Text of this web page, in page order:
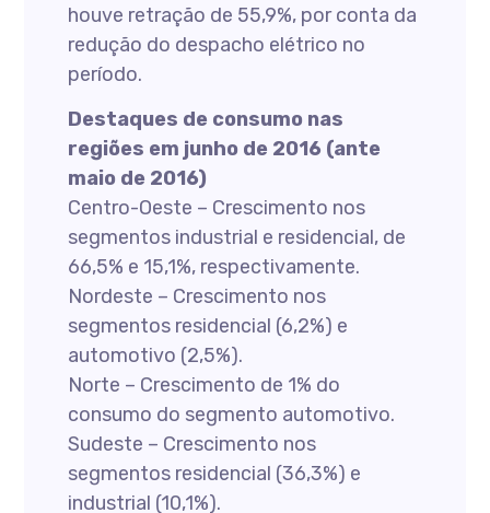
houve retração de 55,9%, por conta da
redução do despacho elétrico no
período.
Destaques de consumo nas
regiões em junho de 2016 (ante
maio de 2016)
Centro-Oeste – Crescimento nos
segmentos industrial e residencial, de
66,5% e 15,1%, respectivamente.
Nordeste – Crescimento nos
segmentos residencial (6,2%) e
automotivo (2,5%).
Norte – Crescimento de 1% do
consumo do segmento automotivo.
Sudeste – Crescimento nos
segmentos residencial (36,3%) e
industrial (10,1%).